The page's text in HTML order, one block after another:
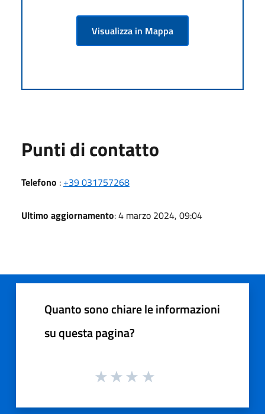
Visualizza in Mappa
Punti di contatto
Telefono : +39 031757268
Ultimo aggiornamento: 4 marzo 2024, 09:04
Quanto sono chiare le informazioni
su questa pagina?